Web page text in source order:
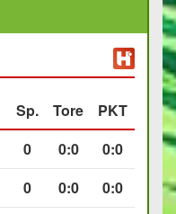
Sp. Tore
PKT
0 0:0
0:0
0 0:0
0:0